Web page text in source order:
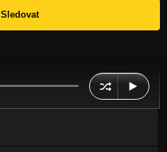
Sledovat